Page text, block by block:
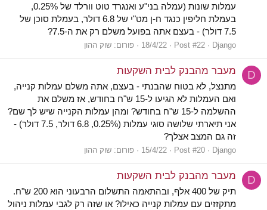
עמלות שונות (עמלה בני"ע ואנגרד טוט וורלד של 0.25%,
בעמלת חליפין כנגד ח-ן מט"י של 6.8 דולר, בעמלת סוכן של
7.5 דולר) - בעצם אתה בפועל משלם רק את ה-7.5?
Django
Post #22
18/4/22 פורום: שוק ההון
D מעבר מהבנק לבית השקעות
מתנצל, לא בטוח שהבנתי - בעצם, אתה משלם עמלות קנייה,
ואם העמלות לא הגיעו ל-15 ש"ח בחודש, אז משלם את
ההשלמה ל-15 ש"ח בחודש? ומהן עמלות הקנייה שיש לך שם?
אני תיארתי שלושה סוגי עמלות (0.25%, 6.8 דולר, 7.5 דולר) -
זה גם המצב אצלך?
Django
Post #20
15/4/22 פורום: שוק ההון
D מעבר מהבנק לבית השקעות
תיק של 400 אלף, ובהתאמה התשלום הרבעוני הוא 200 ש"ח.
מתקזזים עם עמלות קנייה כאילו? או שזה רק לגבי עמלות ניהול